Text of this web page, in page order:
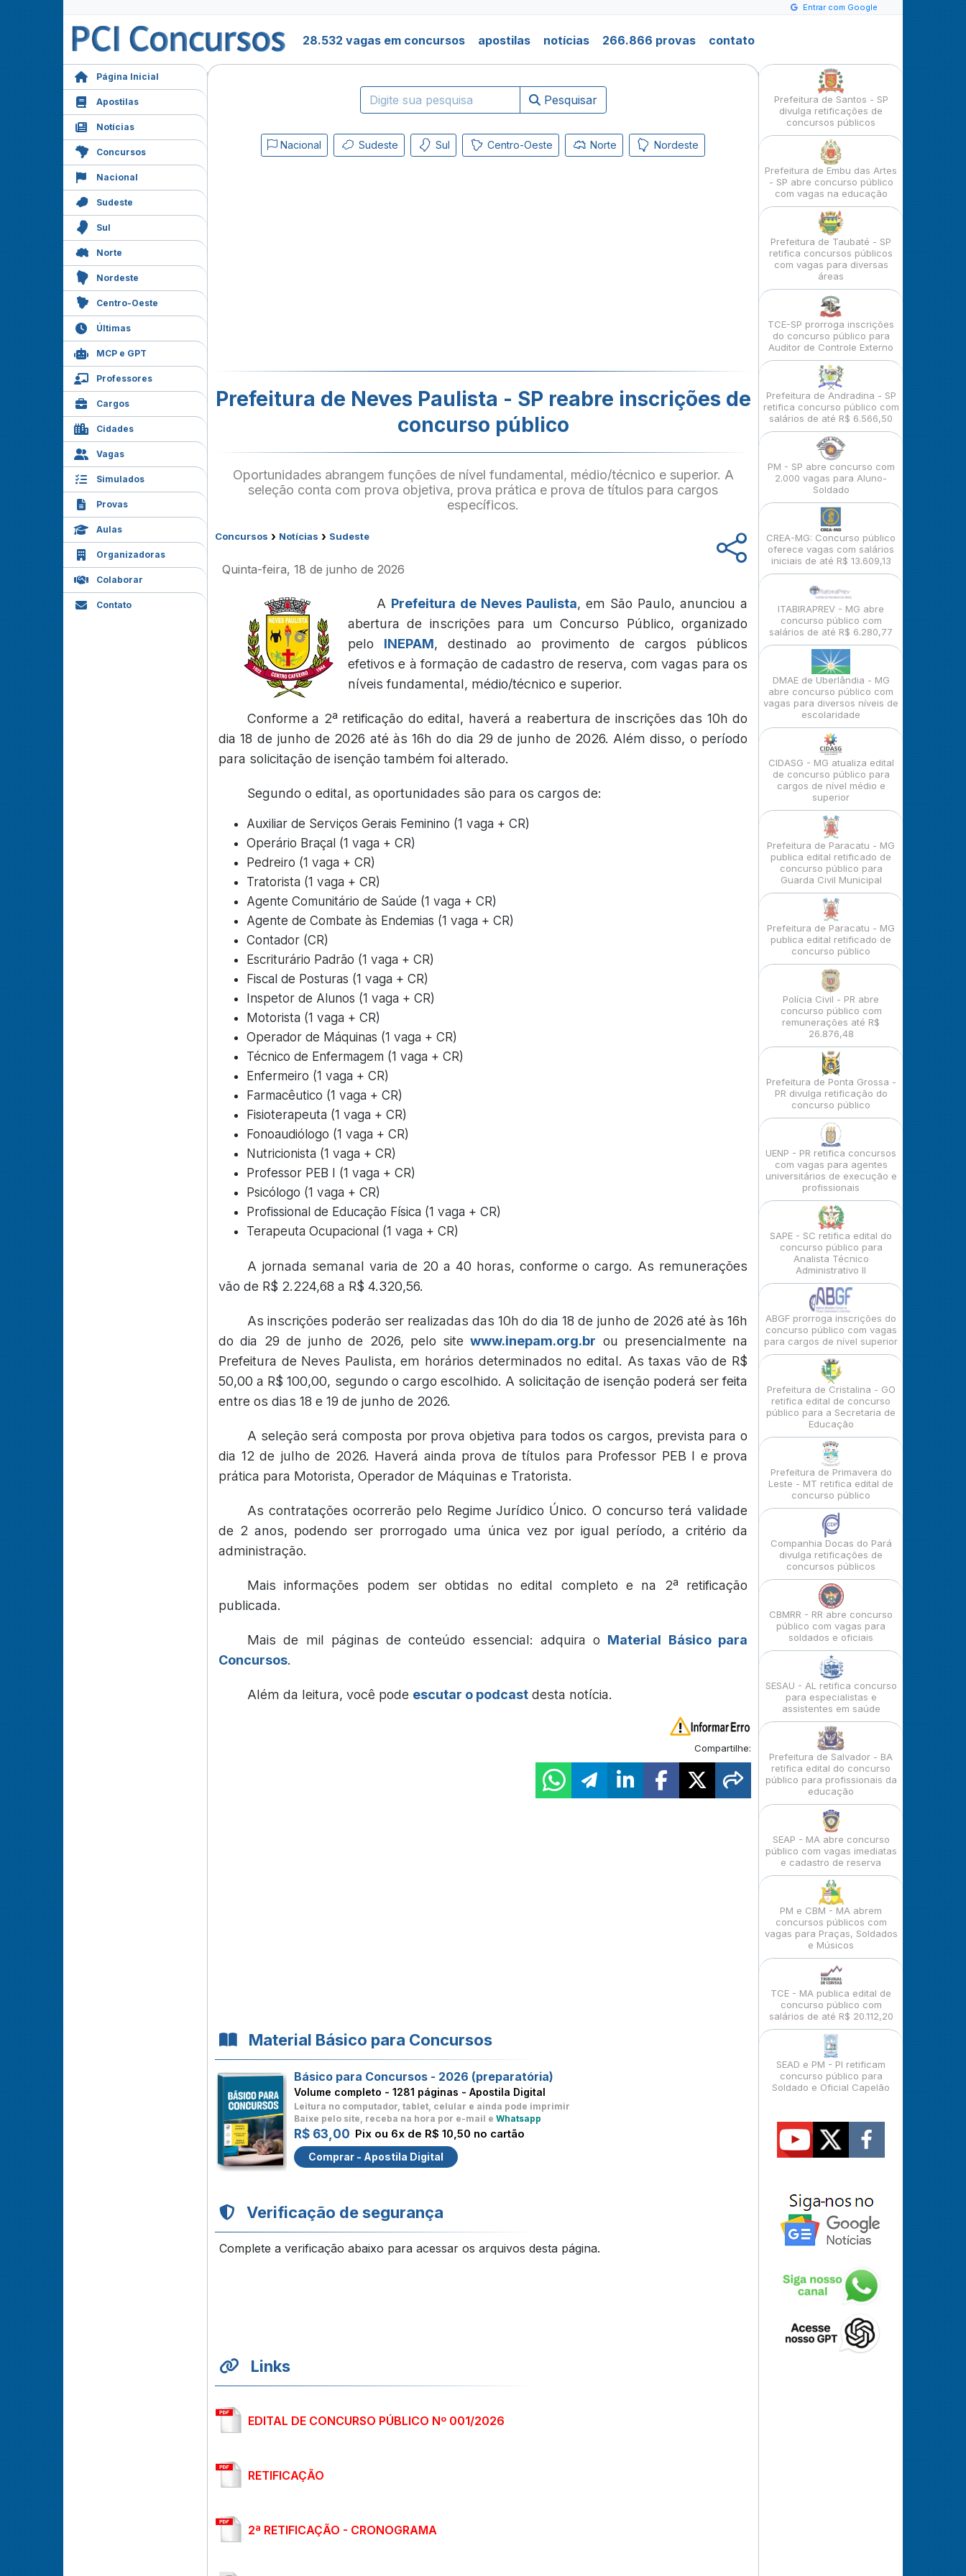
Entrar com Google
28.532 vagas em concursos apostilas notícias 266.866 provas contato
Página Inicial
Apostilas
Notícias
Concursos
Nacional
Sudeste
Sul
Norte
Nordeste
Centro-Oeste
Últimas
MCP e GPT
Professores
Cargos
Cidades
Vagas
Simulados
Provas
Aulas
Organizadoras
Colaborar
Contato
Pesquisar
Nacional Sudeste Sul Centro-Oeste Norte Nordeste
Prefeitura de Neves Paulista - SP reabre inscrições de
concurso público
Oportunidades abrangem funções de nível fundamental, médio/técnico e superior. A
seleção conta com prova objetiva, prova prática e prova de títulos para cargos
específicos.
Concursos › Notícias › Sudeste
Quinta-feira, 18 de junho de 2026
A Prefeitura de Neves Paulista, em São Paulo, anunciou a
abertura de inscrições para um Concurso Público, organizado
pelo INEPAM, destinado ao provimento de cargos públicos
efetivos e à formação de cadastro de reserva, com vagas para os
níveis fundamental, médio/técnico e superior.
Conforme a 2ª retificação do edital, haverá a reabertura de inscrições das 10h do
dia 18 de junho de 2026 até às 16h do dia 29 de junho de 2026. Além disso, o período
para solicitação de isenção também foi alterado.
Segundo o edital, as oportunidades são para os cargos de:
Auxiliar de Serviços Gerais Feminino (1 vaga + CR)
Operário Braçal (1 vaga + CR)
Pedreiro (1 vaga + CR)
Tratorista (1 vaga + CR)
Agente Comunitário de Saúde (1 vaga + CR)
Agente de Combate às Endemias (1 vaga + CR)
Contador (CR)
Escriturário Padrão (1 vaga + CR)
Fiscal de Posturas (1 vaga + CR)
Inspetor de Alunos (1 vaga + CR)
Motorista (1 vaga + CR)
Operador de Máquinas (1 vaga + CR)
Técnico de Enfermagem (1 vaga + CR)
Enfermeiro (1 vaga + CR)
Farmacêutico (1 vaga + CR)
Fisioterapeuta (1 vaga + CR)
Fonoaudiólogo (1 vaga + CR)
Nutricionista (1 vaga + CR)
Professor PEB I (1 vaga + CR)
Psicólogo (1 vaga + CR)
Profissional de Educação Física (1 vaga + CR)
Terapeuta Ocupacional (1 vaga + CR)
A jornada semanal varia de 20 a 40 horas, conforme o cargo. As remunerações
vão de R$ 2.224,68 a R$ 4.320,56.
As inscrições poderão ser realizadas das 10h do dia 18 de junho de 2026 até às 16h
do dia 29 de junho de 2026, pelo sitewww.inepam.org.br ou presencialmente na
Prefeitura de Neves Paulista, em horários determinados no edital. As taxas vão de R$
50,00 a R$ 100,00, segundo o cargo escolhido. A solicitação de isenção poderá ser feita
entre os dias 18 e 19 de junho de 2026.
A seleção será composta por prova objetiva para todos os cargos, prevista para o
dia 12 de julho de 2026. Haverá ainda prova de títulos para Professor PEB I e prova
prática para Motorista, Operador de Máquinas e Tratorista.
As contratações ocorrerão pelo Regime Jurídico Único. O concurso terá validade
de 2 anos, podendo ser prorrogado uma única vez por igual período, a critério da
administração.
Mais informações podem ser obtidas no edital completo e na 2ª retificação
publicada.
Mais de mil páginas de conteúdo essencial: adquira o Material Básico para
Concursos.
Além da leitura, você pode escutar o podcast desta notícia.
Compartilhe:
Material Básico para Concursos
Básico para Concursos - 2026 (preparatória)
Volume completo - 1281 páginas - Apostila Digital
Leitura no computador, tablet, celular e ainda pode imprimir
Baixe pelo site, receba na hora por e-mail e Whatsapp
R$ 63,00 Pix ou 6x de R$ 10,50 no cartão
Comprar - Apostila Digital
Verificação de segurança
Complete a verificação abaixo para acessar os arquivos desta página.
Links
EDITAL DE CONCURSO PÚBLICO Nº 001/2026
RETIFICAÇÃO
2ª RETIFICAÇÃO - CRONOGRAMA
Prefeitura de Santos - SP
divulga retificações de
concursos públicos
Prefeitura de Embu das Artes
- SP abre concurso público
com vagas na educação
Prefeitura de Taubaté - SP
retifica concursos públicos
com vagas para diversas
áreas
TCE-SP prorroga inscrições
do concurso público para
Auditor de Controle Externo
Prefeitura de Andradina - SP
retifica concurso público com
salários de até R$ 6.566,50
PM - SP abre concurso com
2.000 vagas para Aluno-
Soldado
CREA-MG: Concurso público
oferece vagas com salários
iniciais de até R$ 13.609,13
ITABIRAPREV - MG abre
concurso público com
salários de até R$ 6.280,77
DMAE de Uberlândia - MG
abre concurso público com
vagas para diversos níveis de
escolaridade
CIDASG - MG atualiza edital
de concurso público para
cargos de nível médio e
superior
Prefeitura de Paracatu - MG
publica edital retificado de
concurso público para
Guarda Civil Municipal
Prefeitura de Paracatu - MG
publica edital retificado de
concurso público
Polícia Civil - PR abre
concurso público com
remunerações até R$
26.876,48
Prefeitura de Ponta Grossa -
PR divulga retificação do
concurso público
UENP - PR retifica concursos
com vagas para agentes
universitários de execução e
profissionais
SAPE - SC retifica edital do
concurso público para
Analista Técnico
Administrativo II
ABGF prorroga inscrições do
concurso público com vagas
para cargos de nível superior
Prefeitura de Cristalina - GO
retifica edital de concurso
público para a Secretaria de
Educação
Prefeitura de Primavera do
Leste - MT retifica edital de
concurso público
Companhia Docas do Pará
divulga retificações de
concursos públicos
CBMRR - RR abre concurso
público com vagas para
soldados e oficiais
SESAU - AL retifica concurso
para especialistas e
assistentes em saúde
Prefeitura de Salvador - BA
retifica edital do concurso
público para profissionais da
educação
SEAP - MA abre concurso
público com vagas imediatas
e cadastro de reserva
PM e CBM - MA abrem
concursos públicos com
vagas para Praças, Soldados
e Músicos
TCE - MA publica edital de
concurso público com
salários de até R$ 20.112,20
SEAD e PM - PI retificam
concurso público para
Soldado e Oficial Capelão